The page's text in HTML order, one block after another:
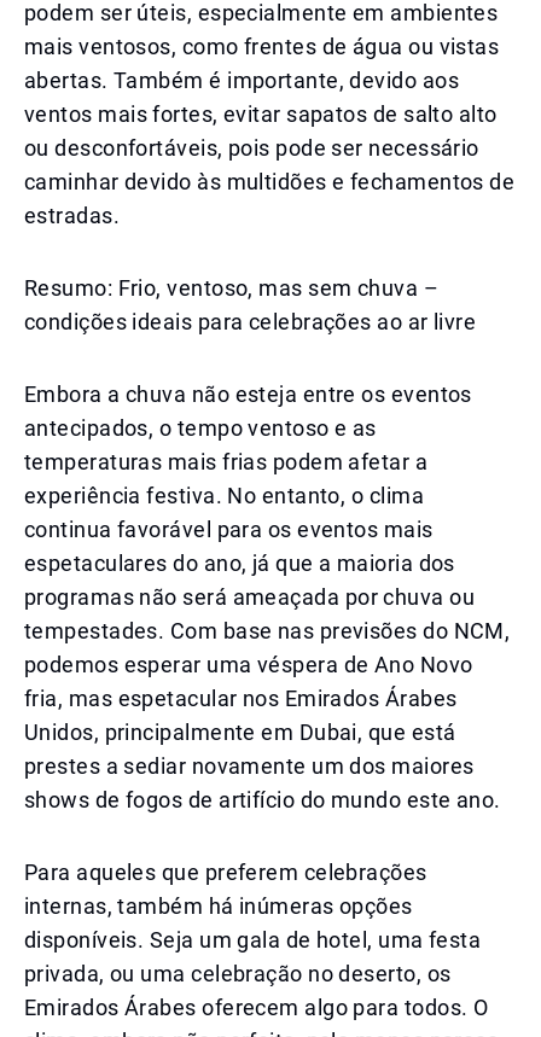
podem ser úteis, especialmente em ambientes
mais ventosos, como frentes de água ou vistas
abertas. Também é importante, devido aos
ventos mais fortes, evitar sapatos de salto alto
ou desconfortáveis, pois pode ser necessário
caminhar devido às multidões e fechamentos de
estradas.
Resumo: Frio, ventoso, mas sem chuva –
condições ideais para celebrações ao ar livre
Embora a chuva não esteja entre os eventos
antecipados, o tempo ventoso e as
temperaturas mais frias podem afetar a
experiência festiva. No entanto, o clima
continua favorável para os eventos mais
espetaculares do ano, já que a maioria dos
programas não será ameaçada por chuva ou
tempestades. Com base nas previsões do NCM,
podemos esperar uma véspera de Ano Novo
fria, mas espetacular nos Emirados Árabes
Unidos, principalmente em Dubai, que está
prestes a sediar novamente um dos maiores
shows de fogos de artifício do mundo este ano.
Para aqueles que preferem celebrações
internas, também há inúmeras opções
disponíveis. Seja um gala de hotel, uma festa
privada, ou uma celebração no deserto, os
Emirados Árabes oferecem algo para todos. O